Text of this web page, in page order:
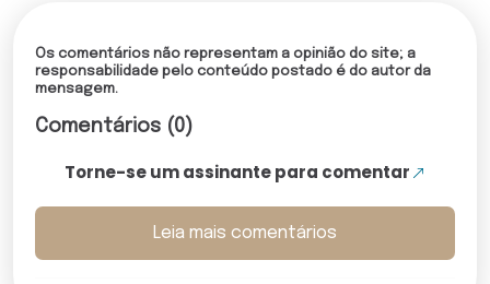
Os comentários não representam a opinião do site; a
responsabilidade pelo conteúdo postado é do autor da
mensagem.
Comentários (0)
Torne-se um assinante para comentar
Leia mais comentários